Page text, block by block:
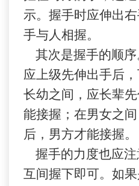
示。握手时应伸出
手与人相握。
其次是握手的顺序
应上级先伸出手后
长幼之间，应长辈
能接握；在男女之
后，男方才能接握。
握手的力度也应
互间握下即可。如